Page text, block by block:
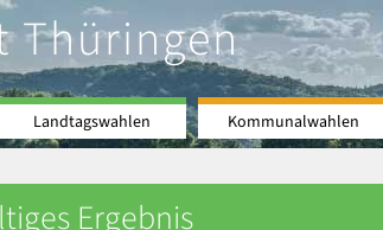
Thüringen
Landtagswahlen Kommunalwahlen
Ergebnis